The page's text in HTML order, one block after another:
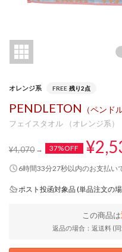
オレンジ系 FREE 残り2点
PENDLETON （ペンド
フェイスタオル （オレンジ系）
¥4,070 37%OFF
6時間33分26秒以内のお支払い
ポスト投函対象品 (単品注文の
この商品は
返品の場合：返送料 (